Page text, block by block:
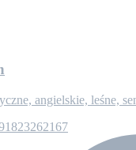
angielskie, leśne,